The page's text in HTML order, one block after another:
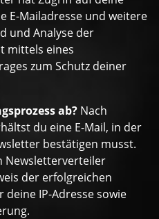
E-Mailadresse und weitere
und Analyse der
mittels eines
zum Schutz deiner
ab? Nach
du eine E-Mail, in der
bestätigen musst.
Newsletterverteiler
der erfolgreichen
IP-Adresse sowie